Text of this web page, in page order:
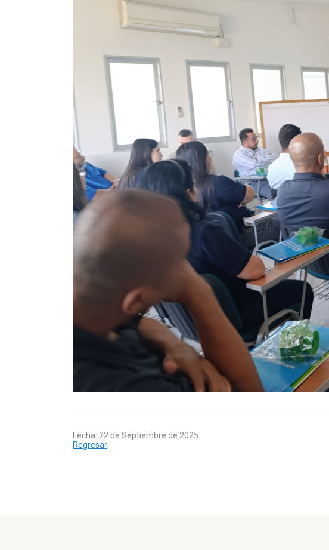
Fecha: 22 de Septiembre de 2025
Regresar